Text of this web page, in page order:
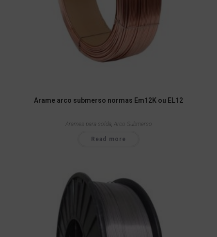
Arame arco submerso normas Em12K ou EL12
Arames para solda Arco Submerso
Read more